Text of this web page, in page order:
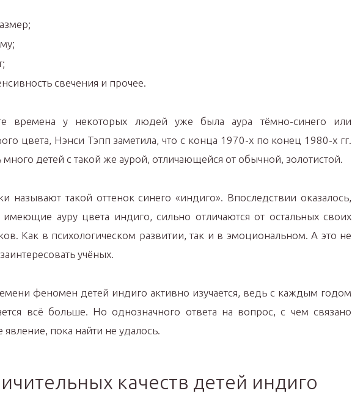
свечения и прочее.
времена у некоторых людей уже была аура тёмно-синего или
цвета, Нэнси Тэпп заметила, что с конца 1970-х по конец 1980-х гг.
детей с такой же аурой, отличающейся от обычной, золотистой.
называют такой оттенок синего «индиго». Впоследствии оказалось,
имеющие ауру цвета индиго, сильно отличаются от остальных своих
Как в психологическом развитии, так и в эмоциональном. А это не
учёных.
феномен детей индиго активно изучается, ведь с каждым годом
всё больше. Но однозначного ответа на вопрос, с чем связано
пока найти не удалось.
качеств детей индиго